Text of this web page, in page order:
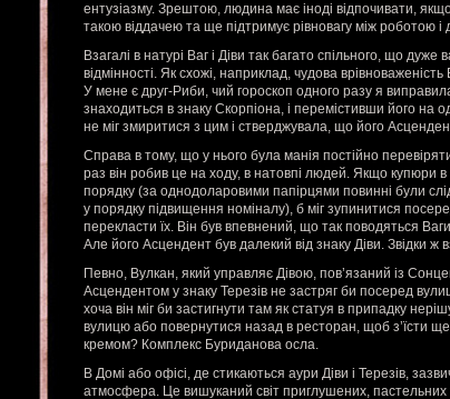
ентузіазму. Зрештою, людина має іноді відпочивати,
такою віддачею та ще підтримує рівновагу між роботою і
Взагалі в натурі Ваг і Діви так багато спільного, що дуже
відмінності. Як схожі, наприклад, чудова
У мене є друг-Риби, чий гороскоп одного разу я
знаходиться в знаку Скорпіона, і перемістивши його на
не міг змиритися з цим і стверджувала, що його
Справа в тому, що у нього була манія постійно
раз він робив це на ходу, в натовпі людей. Якщо купюри
порядку (за однодоларовими папірцями повинні були
у порядку підвищення номіналу), б міг зупинитися
перекласти їх. Він був впевнений, що так поводяться
Але його Асцендент був далекий від знаку Діви. Звідки ж
Певно, Вулкан, який управляє Дівою, пов’язаний із
Асцендентом у знаку Терезів не застряг би посеред
хоча він міг би застигнути там як статуя в припадку
вулицю або повернутися назад в ресторан, щоб з’їсти
кремом? Комплекс Буриданова осла.
В Домі або офісі, де стикаються аури Діви і Терезів,
атмосфера. Це вишуканий світ приглушених, пастельних